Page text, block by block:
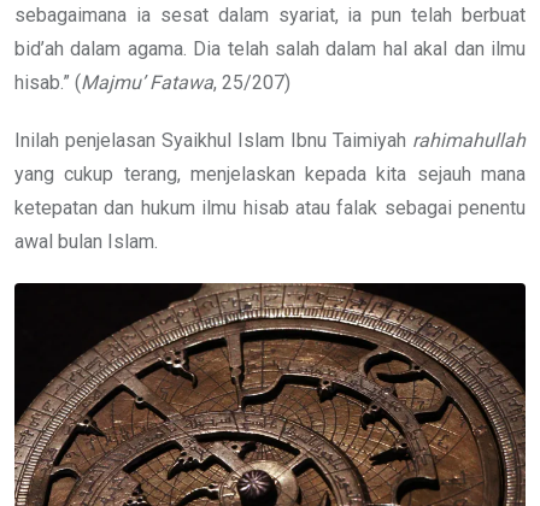
sebagaimana ia sesat dalam syariat, ia pun telah berbuat
bid’ah dalam agama. Dia telah salah dalam hal akal dan ilmu
hisab.” (Majmu’ Fatawa, 25/207)
Inilah penjelasan Syaikhul Islam Ibnu Taimiyah rahimahullah
yang cukup terang, menjelaskan kepada kita sejauh mana
ketepatan dan hukum ilmu hisab atau falak sebagai penentu
awal bulan Islam.